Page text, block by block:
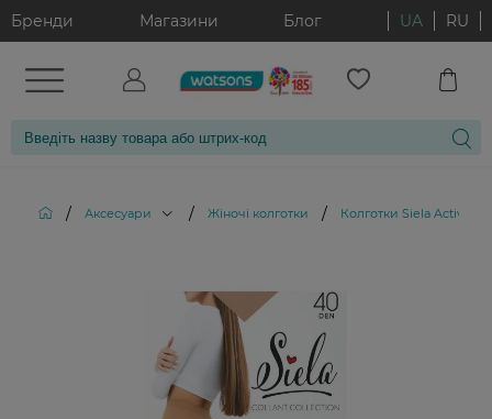
Бренди Магазини Блог UA RU
/ Аксесуари / Жіночі колготки / Колготки Siela Active